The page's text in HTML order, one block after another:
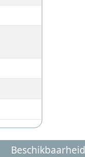
Beschikbaarheid